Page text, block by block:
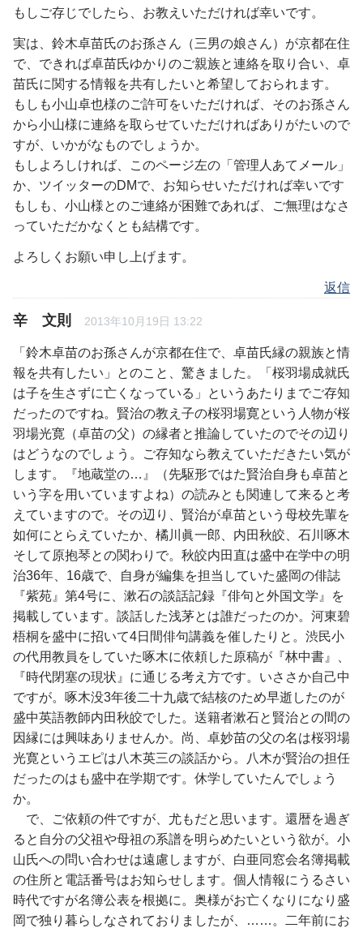
もしご存じでしたら、お教えいただければ幸いです。
実は、鈴木卓苗氏のお孫さん（三男の娘さん）が京都在住
で、できれば卓苗氏ゆかりのご親族と連絡を取り合い、卓
苗氏に関する情報を共有したいと希望しておられます。
もしも小山卓也様のご許可をいただければ、そのお孫さん
から小山様に連絡を取らせていただければありがたいので
すが、いかがなものでしょうか。
もしよろしければ、このページ左の「管理人あてメール」
か、ツイッターのDMで、お知らせいただければ幸いです
もしも、小山様とのご連絡が困難であれば、ご無理はなさ
っていただかなくとも結構です。
よろしくお願い申し上げます。
返信
辛 文則 2013年10月19日 13:22
「鈴木卓苗のお孫さんが京都在住で、卓苗氏縁の親族と情
報を共有したい」とのこと、驚きました。「桜羽場成就氏
は子を生さずに亡くなっている」というあたりまでご存知
だったのですね。賢治の教え子の桜羽場寛という人物が桜
羽場光寛（卓苗の父）の縁者と推論していたのでその辺り
はどうなのでしょう。ご存知なら教えていただきたい気が
します。『地蔵堂の…』（先駆形ではた賢治自身も卓苗と
いう字を用いていますよね）の読みとも関連して来ると考
えていますので。その辺り、賢治が卓苗という母校先輩を
如何にとらえていたか、橘川眞一郎、内田秋皎、石川啄木
そして原抱琴との関わりで。秋皎内田直は盛中在学中の明
治36年、16歳で、自身が編集を担当していた盛岡の俳誌
『紫苑』第4号に、漱石の談話記録『俳句と外国文学』を
掲載しています。談話した浅茅とは誰だったのか。河東碧
梧桐を盛中に招いて4日間俳句講義を催したりと。渋民小
の代用教員をしていた啄木に依頼した原稿が『林中書』、
『時代閉塞の現状』に通じる考え方です。いささか自己中
ですが。啄木没3年後二十九歳で結核のため早逝したのが
盛中英語教師内田秋皎でした。送籍者漱石と賢治との間の
因縁には興味ありませんか。尚、卓妙苗の父の名は桜羽場
光寛というエピは八木英三の談話から。八木が賢治の担任
だったのはも盛中在学期です。休学していたんでしょう
か。
で、ご依頼の件ですが、尤もだと思います。還暦を過ぎ
ると自分の父祖や母祖の系譜を明らめたいという欲が。小
山氏への問い合わせは遠慮しますが、白亜同窓会名簿掲載
の住所と電話番号はお知らせします。個人情報にうるさい
時代ですが名簿公表を根拠に。奥様がお亡くなりになり盛
岡で独り暮らしなされておりましたが、……。二年前にお